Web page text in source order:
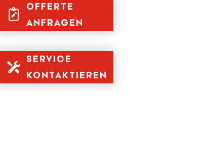
OFFERTE
ANFRAGEN
SERVICE
KONTAKTIEREN